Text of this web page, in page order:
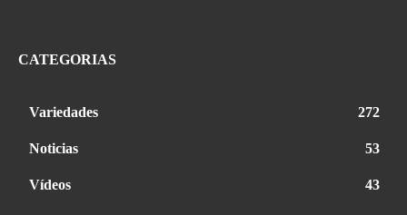
CATEGORIAS
Variedades 272
Noticias 53
Vídeos 43